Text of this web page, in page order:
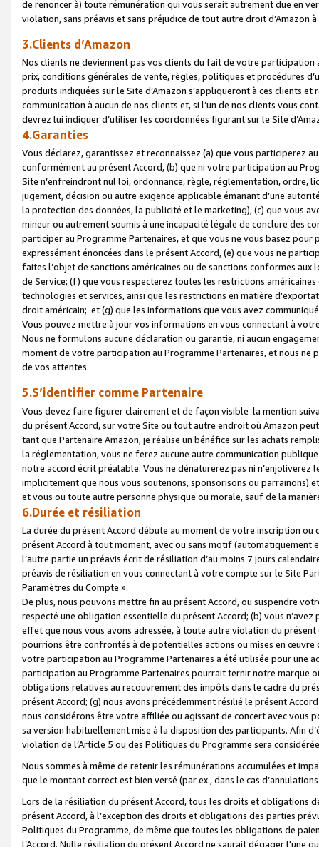
de renoncer à) toute rémunération qui vous serait autrement due en
violation, sans préavis et sans préjudice de tout autre droit
3.Clients d’Amazon
Nos clients ne deviennent pas vos clients du fait de votre
prix, conditions générales de vente, règles, politiques et procédures
produits indiquées sur le Site d’Amazon s’appliqueront à ces clients
communication à aucun de nos clients et, si l’un de nos clients vous
devrez lui indiquer d’utiliser les coordonnées figurant sur le Site
4.Garanties
Vous déclarez, garantissez et reconnaissez (a) que vous participerez
conformément au présent Accord, (b) que ni votre participation au
Site n’enfreindront nul loi, ordonnance, règle, réglementation, ordre,
jugement, décision ou autre exigence applicable émanant d’une
la protection des données, la publicité et le marketing), (c) que vous
mineur ou autrement soumis à une incapacité légale de conclure des
participer au Programme Partenaires, et que vous ne vous basez
expressément énoncées dans le présent Accord, (e) que vous ne
faites l’objet de sanctions américaines ou de sanctions conformes
de Service; (f) que vous respecterez toutes les restrictions
technologies et services, ainsi que les restrictions en matière
droit américain; et (g) que les informations que vous avez
Vous pouvez mettre à jour vos informations en vous connectant à
Nous ne formulons aucune déclaration ou garantie, ni aucun
moment de votre participation au Programme Partenaires, et nous
de vos attentes.
5.S’identifier comme Partenaire
Vous devez faire figurer clairement et de façon visible la mention
du présent Accord, sur votre Site ou tout autre endroit où Amazon
tant que Partenaire Amazon, je réalise un bénéfice sur les achats
la réglementation, vous ne ferez aucune autre communication
notre accord écrit préalable. Vous ne dénaturerez pas ni
implicitement que nous vous soutenons, sponsorisons ou parrainons)
et vous ou toute autre personne physique ou morale, sauf de la
6.Durée et résiliation
La durée du présent Accord débute au moment de votre inscription
présent Accord à tout moment, avec ou sans motif (automatiquement
l’autre partie un préavis écrit de résiliation d’au moins 7 jours
préavis de résiliation en vous connectant à votre compte sur le Site
Paramètres du Compte ».
De plus, nous pouvons mettre fin au présent Accord, ou suspendre
respecté une obligation essentielle du présent Accord; (b) vous
effet que nous vous avons adressée, à toute autre violation du
pourrions être confrontés à de potentielles actions ou mises en
votre participation au Programme Partenaires a été utilisée pour une
participation au Programme Partenaires pourrait ternir notre marque
obligations relatives au recouvrement des impôts dans le cadre du
présent Accord; (g) nous avons précédemment résilié le présent
nous considérons être votre affiliée ou agissant de concert avec vous
sa version habituellement mise à la disposition des participants. Afin
violation de l’Article 5 ou des Politiques du Programme sera
Nous sommes à même de retenir les rémunérations accumulées et
que le montant correct est bien versé (par ex., dans le cas
Lors de la résiliation du présent Accord, tous les droits et obligations
présent Accord, à l’exception des droits et obligations des parties
Politiques du Programme, de même que toutes les obligations de
l’Accord. Nulle résiliation du présent Accord ne saurait dégager l'une